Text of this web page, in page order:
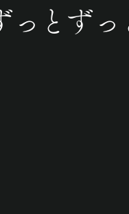
とずっ